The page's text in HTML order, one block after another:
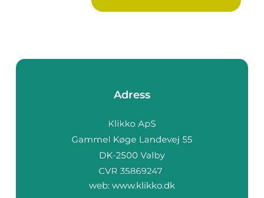
Adress
web: www.klikko.dk